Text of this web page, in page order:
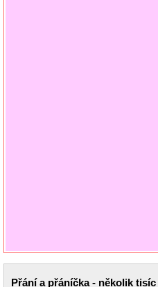
Přání a přáníčka - několik